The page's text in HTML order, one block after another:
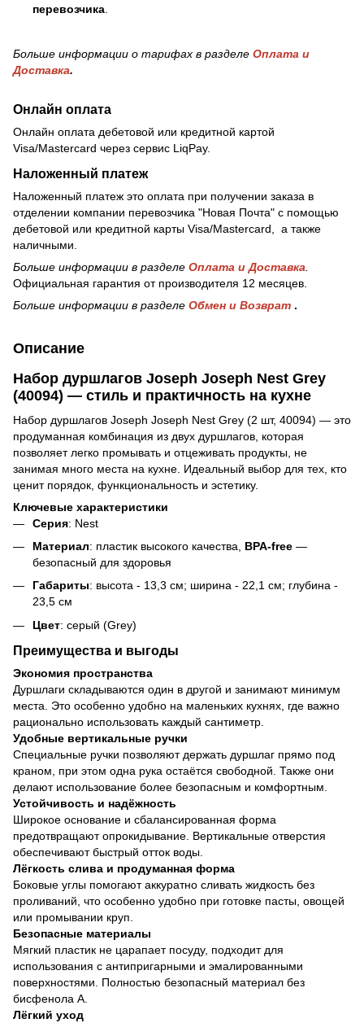
перевозчика
Больше информации о тарифах в разделе Оплата и
Доставка.
Онлайн оплата
Онлайн оплата дебетовой или кредитной картой
Visa/Mastercard через сервис LiqPay.
Наложенный платеж
Наложенный платеж это оплата при получении заказа в
отделении компании перевозчика "Новая Почта" с помощью
дебетовой или кредитной карты Visa/Mastercard, а также
наличными.
Больше информации в разделе Оплата и Доставка
Официальная гарантия от производителя 12 месяцев.
Больше информации в разделе Обмен и Возврат .
Описание
Набор дуршлагов Joseph Joseph Nest Grey
(40094) — стиль и практичность на кухне
Набор дуршлагов Joseph Joseph Nest Grey (2 шт, 40094) — это
продуманная комбинация из двух дуршлагов, которая
позволяет легко промывать и отцеживать продукты, не
занимая много места на кухне. Идеальный выбор для тех, кто
ценит порядок, функциональность и эстетику.
Ключевые характеристики
Серия: Nest
Материал: пластик высокого качества, BPA-free —
безопасный для здоровья
Габариты: высота - 13,3 см; ширина - 22,1 см; глубина -
23,5 см
Цвет: серый (Grey)
Преимущества и выгоды
Экономия пространства
Дуршлаги складываются один в другой и занимают минимум
места. Это особенно удобно на маленьких кухнях, где важно
рационально использовать каждый сантиметр.
Удобные вертикальные ручки
Специальные ручки позволяют держать дуршлаг прямо под
краном, при этом одна рука остаётся свободной. Также они
делают использование более безопасным и комфортным.
Устойчивость и надёжность
Широкое основание и сбалансированная форма
предотвращают опрокидывание. Вертикальные отверстия
обеспечивают быстрый отток воды.
Лёгкость слива и продуманная форма
Боковые углы помогают аккуратно сливать жидкость без
проливаний, что особенно удобно при готовке пасты, овощей
или промывании круп.
Безопасные материалы
Мягкий пластик не царапает посуду, подходит для
использования с антипригарными и эмалированными
поверхностями. Полностью безопасный материал без
бисфенола А.
Лёгкий уход